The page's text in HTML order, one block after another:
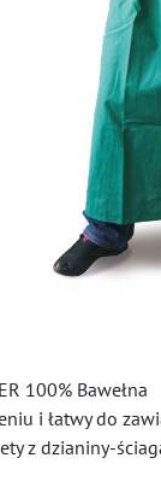
100% Bawełna
i łatwy do
z dzianiny-